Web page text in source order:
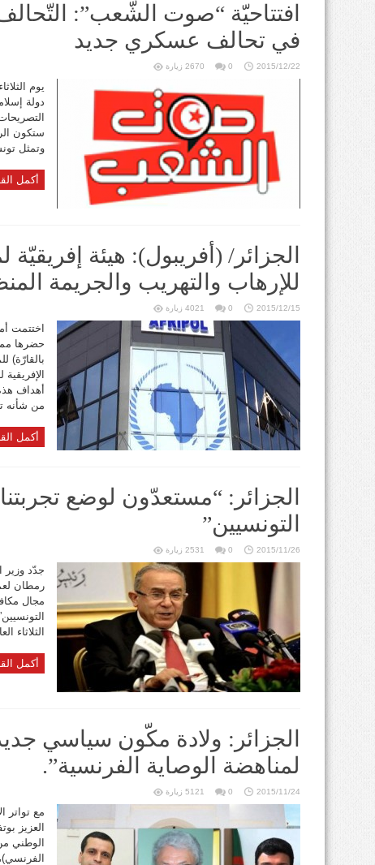
افتتاحيّة “صوت الشّعب”:
في تحالف عسكري جديد
2015/12/22
0 2670 زيارة
دولة
ستكون
وتمثل
أكمل
الجزائر/ (أفريبول): هيئة
للإرهاب والتهريب والجريمة
2015/12/15
0 4021 زيارة
اختتمت
بالقارّة)
أهداف
من شأنه
أكمل
الجزائر: “مستعدّون لوضع
التونسيين”
2015/11/26
0 2531 زيارة
جدّد وزير
رمطان
مجال
أكمل
الجزائر: ولادة مكّون سياسي
لمناهضة الوصاية الفرنسية”.
2015/11/24
0 5121 زيارة
مع تواتر
العزيز
الوطني